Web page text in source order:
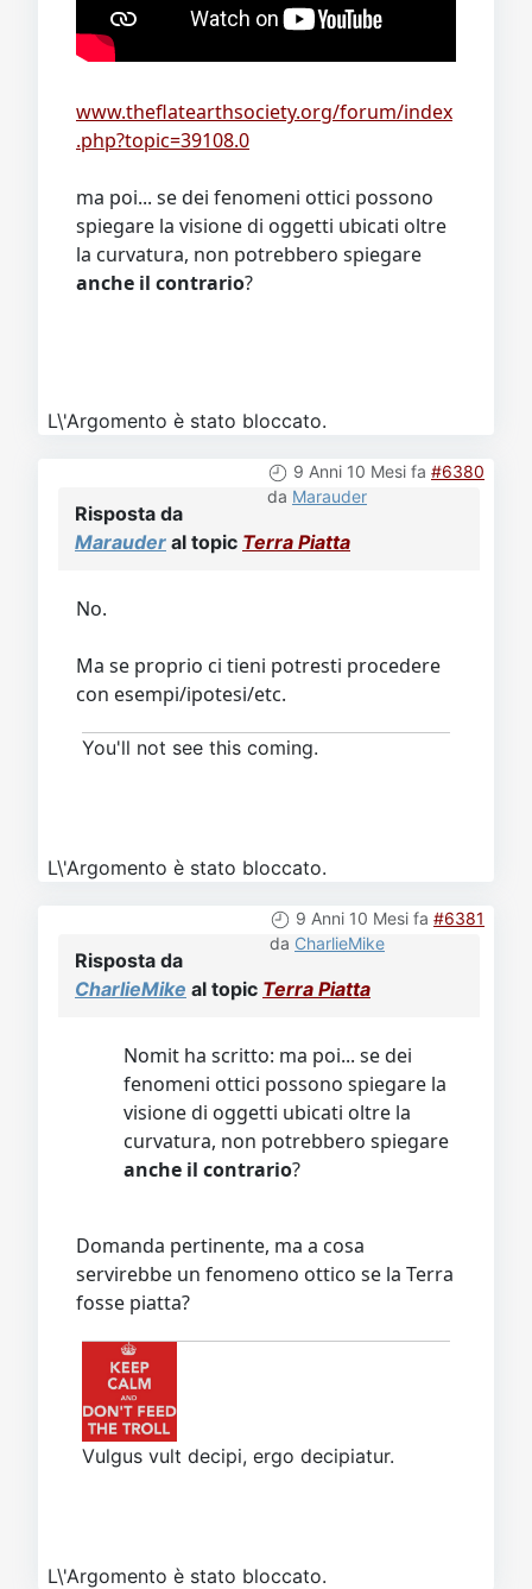
www.theflatearthsociety.org/forum/index
.php?topic=39108.0
ma poi... se dei fenomeni ottici possono
spiegare la visione di oggetti ubicati oltre
la curvatura, non potrebbero spiegare
anche il contrario?
L\'Argomento è stato bloccato.
9 Anni 10 Mesi fa #6380
da Marauder
Risposta da
Marauder al topic Terra Piatta
No.
Ma se proprio ci tieni potresti procedere
con esempi/ipotesi/etc.
You'll not see this coming.
L\'Argomento è stato bloccato.
9 Anni 10 Mesi fa #6381
da CharlieMike
Risposta da
CharlieMike al topic Terra Piatta
Nomit ha scritto: ma poi... se dei
fenomeni ottici possono spiegare la
visione di oggetti ubicati oltre la
curvatura, non potrebbero spiegare
anche il contrario?
Domanda pertinente, ma a cosa
servirebbe un fenomeno ottico se la Terra
fosse piatta?
Vulgus vult decipi, ergo decipiatur.
L\'Argomento è stato bloccato.